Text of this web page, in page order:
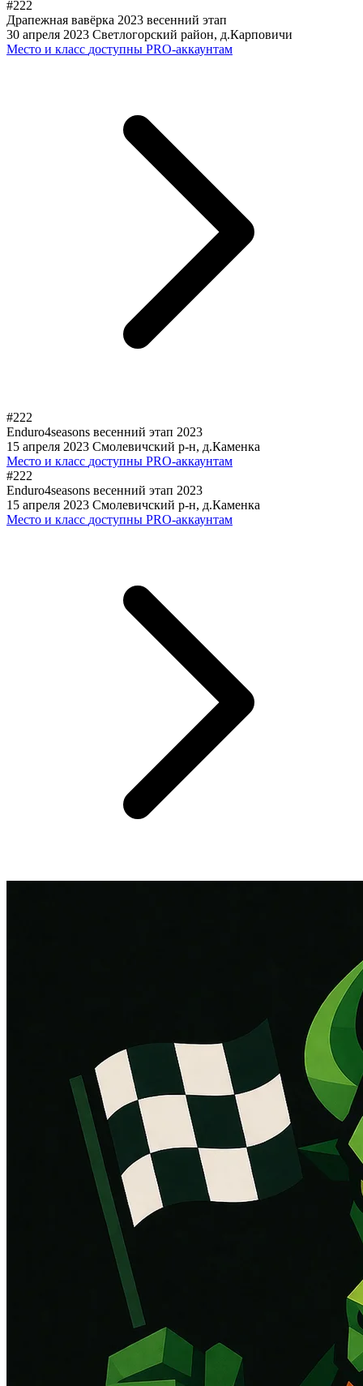
#222
Драпежная вавёрка 2023 весенний этап
30 апреля 2023 Светлогорский район, д.Карповичи
Место и класс доступны PRO-аккаунтам
#222
Enduro4seasons весенний этап 2023
15 апреля 2023 Смолевичский р-н, д.Каменка
Место и класс доступны PRO-аккаунтам
#222
Enduro4seasons весенний этап 2023
15 апреля 2023 Смолевичский р-н, д.Каменка
Место и класс доступны PRO-аккаунтам